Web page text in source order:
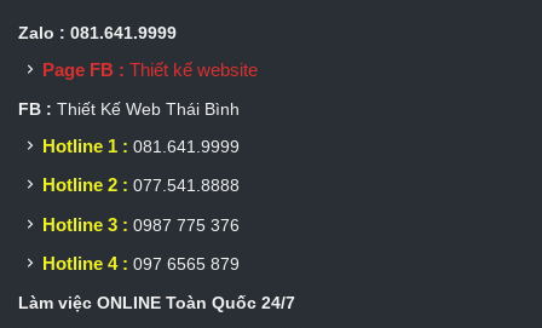
Zalo : 081.641.9999
Page FB : Thiết kế website
FB : Thiết Kế Web Thái Bình
Hotline 1 : 081.641.9999
Hotline 2 : 077.541.8888
Hotline 3 : 0987 775 376
Hotline 4 : 097 6565 879
Làm việc ONLINE Toàn Quốc 24/7